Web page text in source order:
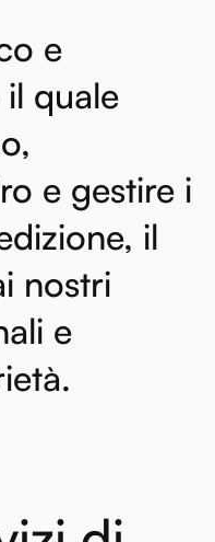
e
il quale
e gestire i
il
nostri
e